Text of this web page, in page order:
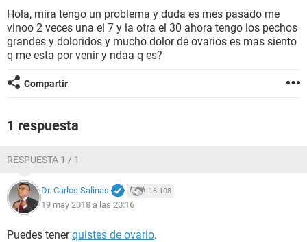
BIENESTAR
SEXUALIDAD
GLOSARIO
Hola, mira tengo un problema y duda es mes pasado me
vinoo 2 veces una el 7 y la otra el 30 ahora tengo los pechos
grandes y doloridos y mucho dolor de ovarios es mas siento
q me esta por venir y ndaa q es?
Compartir
1 respuesta
RESPUESTA 1 / 1
Dr. Carlos Salinas 16.108
19 may 2018 a las 20:16
Puedes tenerquistes de ovario.